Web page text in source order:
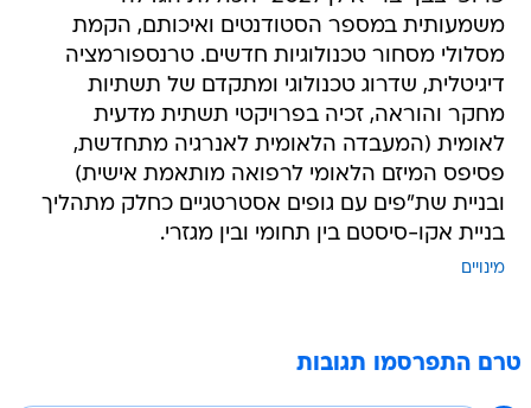
משמעותית במספר הסטודנטים ואיכותם, הקמת
מסלולי מסחור טכנולוגיות חדשים. טרנספורמציה
דיגיטלית, שדרוג טכנולוגי ומתקדם של תשתיות
מחקר והוראה, זכיה בפרויקטי תשתית מדעית
לאומית (המעבדה הלאומית לאנרגיה מתחדשת,
פסיפס המיזם הלאומי לרפואה מותאמת אישית)
ובניית שת"פים עם גופים אסטרטגיים כחלק מתהליך
בניית אקו-סיסטם בין תחומי ובין מגזרי.
מינויים
טרם התפרסמו תגובות